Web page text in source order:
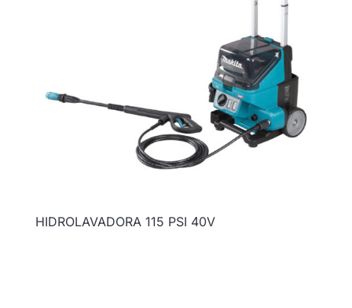
HIDROLAVADORA 115 PSI 40V